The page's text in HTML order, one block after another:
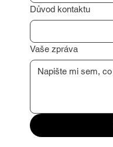
Důvod kontaktu
Vaše zpráva